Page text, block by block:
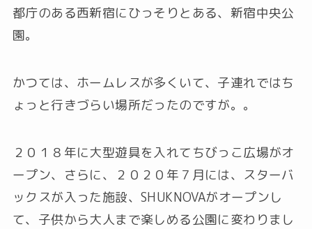
都庁のある西新宿にひっそりとある、 新宿中央公
園。
かつては、ホームレスが多くいて、子連れではち
ょっと行きづらい場所だったのですが。。
２０１８年に大型遊具を入れてちびっこ広場がオ
ープン、さらに、２０２０年７月には、スターバ
ックスが入った施設、SHUKNOVAがオープンし
て、子供から大人まで楽しめる公園に変わりまし